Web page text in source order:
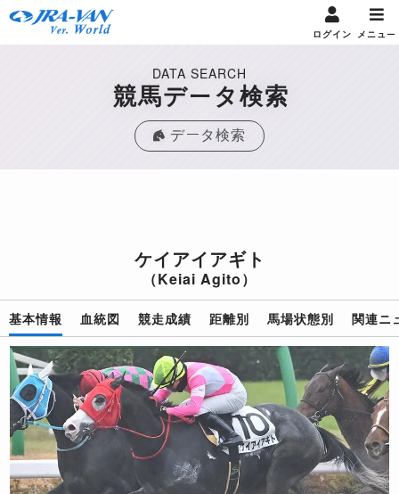
ログイン メニュー
DATA SEARCH
競馬データ検索
データ検索
ケイアイアギト
（Keiai Agito）
基本情報 血統図 競走成績 距離別 馬場状態別 関連ニ